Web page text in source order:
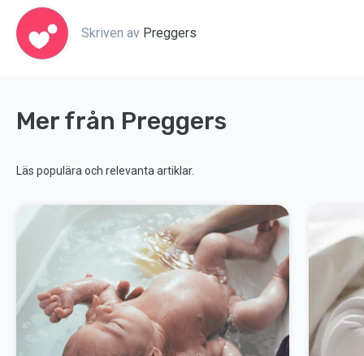
Skriven av Preggers
Mer från Preggers
Läs populära och relevanta artiklar.